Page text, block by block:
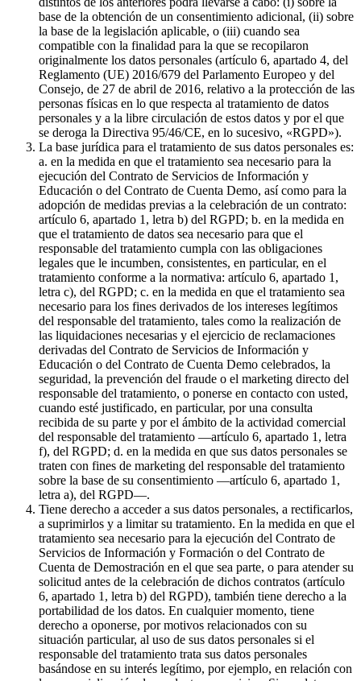
base de la obtención de un consentimiento adicional, (ii) sobre
la base de la legislación aplicable, o (iii) cuando sea
compatible con la finalidad para la que se recopilaron
originalmente los datos personales (artículo 6, apartado 4, del
Reglamento (UE) 2016/679 del Parlamento Europeo y del
Consejo, de 27 de abril de 2016, relativo a la protección de las
personas físicas en lo que respecta al tratamiento de datos
personales y a la libre circulación de estos datos y por el que
se deroga la Directiva 95/46/CE, en lo sucesivo, «RGPD»).
La base jurídica para el tratamiento de sus datos personales es:
a. en la medida en que el tratamiento sea necesario para la
ejecución del Contrato de Servicios de Información y
Educación o del Contrato de Cuenta Demo, así como para la
adopción de medidas previas a la celebración de un contrato:
artículo 6, apartado 1, letra b) del RGPD; b. en la medida en
que el tratamiento de datos sea necesario para que el
responsable del tratamiento cumpla con las obligaciones
legales que le incumben, consistentes, en particular, en el
tratamiento conforme a la normativa: artículo 6, apartado 1,
letra c), del RGPD; c. en la medida en que el tratamiento sea
necesario para los fines derivados de los intereses legítimos
del responsable del tratamiento, tales como la realización de
las liquidaciones necesarias y el ejercicio de reclamaciones
derivadas del Contrato de Servicios de Información y
Educación o del Contrato de Cuenta Demo celebrados, la
seguridad, la prevención del fraude o el marketing directo del
responsable del tratamiento, o ponerse en contacto con usted,
cuando esté justificado, en particular, por una consulta
recibida de su parte y por el ámbito de la actividad comercial
del responsable del tratamiento —artículo 6, apartado 1, letra
f), del RGPD; d. en la medida en que sus datos personales se
traten con fines de marketing del responsable del tratamiento
sobre la base de su consentimiento —artículo 6, apartado 1,
letra a), del RGPD—.
Tiene derecho a acceder a sus datos personales, a rectificarlos,
a suprimirlos y a limitar su tratamiento. En la medida en que el
tratamiento sea necesario para la ejecución del Contrato de
Servicios de Información y Formación o del Contrato de
Cuenta de Demostración en el que sea parte, o para atender su
solicitud antes de la celebración de dichos contratos (artículo
6, apartado 1, letra b) del RGPD), también tiene derecho a la
portabilidad de los datos. En cualquier momento, tiene
derecho a oponerse, por motivos relacionados con su
situación particular, al uso de sus datos personales si el
responsable del tratamiento trata sus datos personales
basándose en su interés legítimo, por ejemplo, en relación con